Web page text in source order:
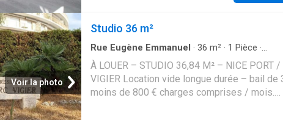
288,64€TTC Les informations sur les
site Géorisques: www.georisques.gouv.fr
Voir la photo
Studio 36 m²
Rue Eugène Emmanuel · 36 m² · 1 Pièce ·
Appartement
À LOUER – STUDIO 36,84 M² – NICE PORT /
VIGIER Location vide longue durée – bail de
moins de 800 € charges comprises / mois.